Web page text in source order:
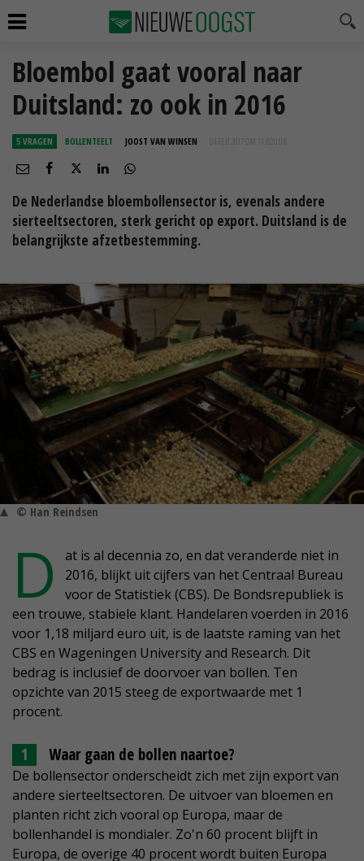
Bloembol gaat vooral naar
Duitsland: zo ook in 2016
5 VRAGEN BOLLENTEELT JOOST VAN WINSEN 04 FEB 2017 OM 11:02
De Nederlandse bloembollensector is, evenals andere
sierteeltsectoren, sterk gericht op export. Duitsland is de
belangrijkste afzetbestemming.
© Han Reindsen
D
at is al decennia zo, en dat veranderde niet in
2016, blijkt uit cijfers van het Centraal Bureau
voor de Statistiek (CBS). De Bondsrepubliek is
een trouwe, stabiele klant. Handelaren voerden in 2016
voor 1,18 miljard euro uit, is de laatste raming van het
CBS en Wageningen University and Research. Dit
bedrag is inclusief de doorvoer van bollen. Ten
opzichte van 2015 steeg de exportwaarde met 1
procent.
Waar gaan de bollen naartoe?
De bollensector onderscheidt zich met zijn export van
andere sierteeltsectoren. De uitvoer van bloemen en
planten richt zich vooral op Europa, maar de
bollenhandel is mondialer. Zo'n 60 procent blijft in
Europa, de overige 40 procent wordt buiten Europa